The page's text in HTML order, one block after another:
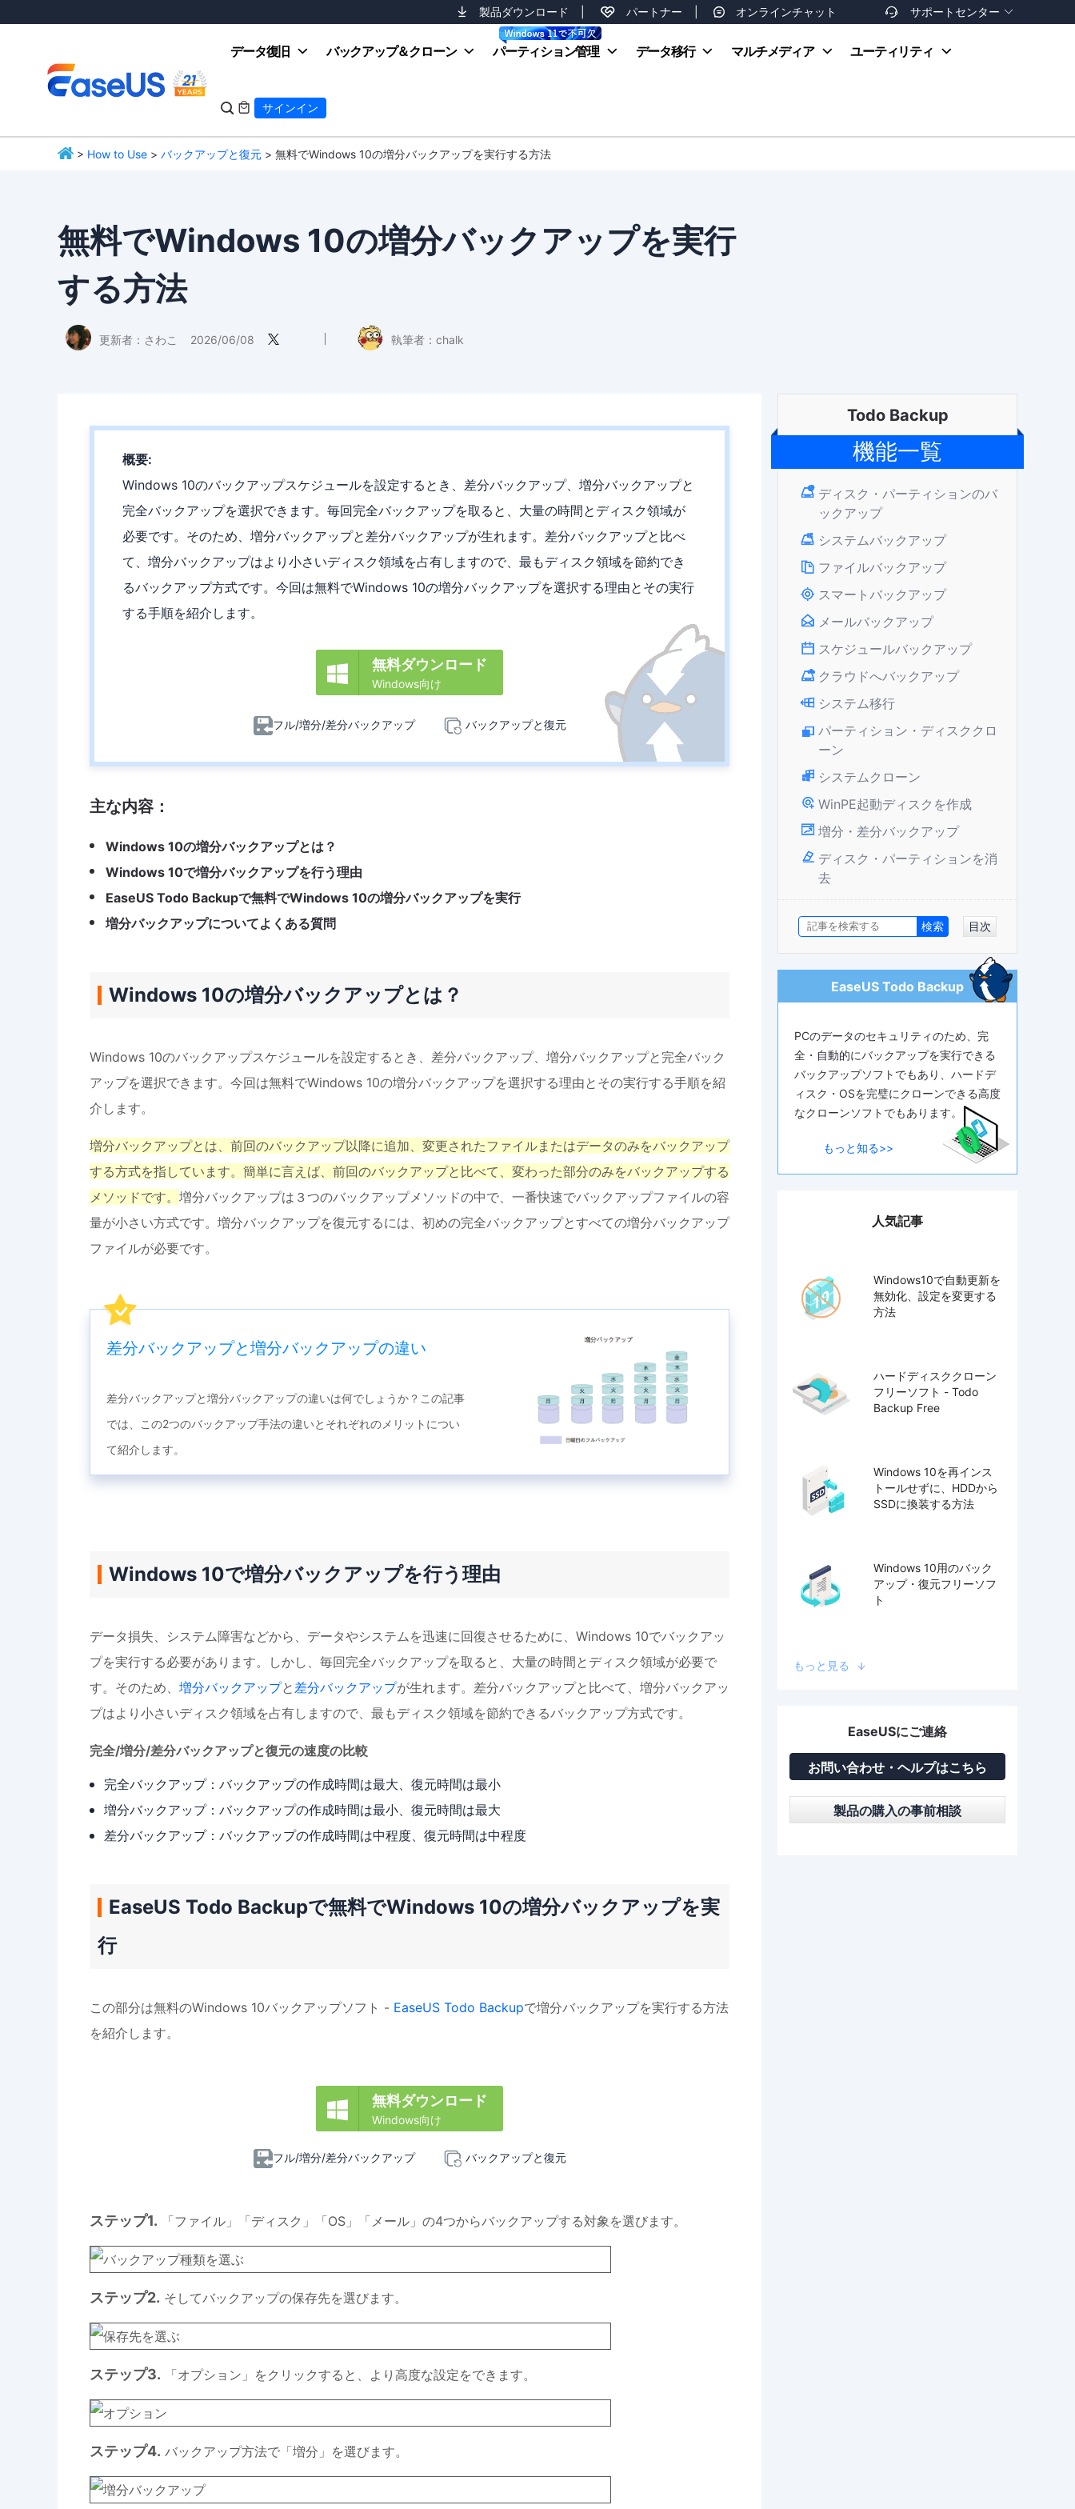
製品ダウンロード パートナー オンラインチャット  サポートセンター 
お支払い方法
データ復旧 バックアップ＆クローン パーティション管理 データ移行 マルチメディア ユーティリティ
  サインイン
> How to Use > バックアップと復元 > 無料でWindows 10の増分バックアップを実行する方法
無料でWindows 10の増分バックアップを実行
する方法
更新者： さわこ 2026/06/08  執筆者： chalk
概要:
Windows 10のバックアップスケジュールを設定するとき、差分バックアップ、増分バックアップと
完全バックアップを選択できます。毎回完全バックアップを取ると、大量の時間とディスク領域が
必要です。そのため、増分バックアップと差分バックアップが生れます。差分バックアップと比べ
て、増分バックアップはより小さいディスク領域を占有しますので、最もディスク領域を節約でき
るバックアップ方式です。今回は無料でWindows 10の増分バックアップを選択する理由とその実行
する手順を紹介します。
 無料ダウンロード
Windows向け
フル/増分/差分バックアップ バックアップと復元
主な内容：
Windows 10の増分バックアップとは？
Windows 10で増分バックアップを行う理由
EaseUS Todo Backupで無料でWindows 10の増分バックアップを実行
増分バックアップについてよくある質問
Windows 10の増分バックアップとは？
Windows 10のバックアップスケジュールを設定するとき、差分バックアップ、増分バックアップと完全バック
アップを選択できます。今回は無料でWindows 10の増分バックアップを選択する理由とその実行する手順を紹
介します。
増分バックアップとは、前回のバックアップ以降に追加、変更されたファイルまたはデータのみをバックアップ
する方式を指しています。簡単に言えば、前回のバックアップと比べて、変わった部分のみをバックアップする
メソッドです。 増分バックアップは３つのバックアップメソッドの中で、一番快速でバックアップファイルの容
量が小さい方式です。増分バックアップを復元するには、初めの完全バックアップとすべての増分バックアップ
ファイルが必要です。
差分バックアップと増分バックアップの違い
差分バックアップと増分バックアップの違いは何でしょうか？この記事
では、この2つのバックアップ手法の違いとそれぞれのメリットについ
て紹介します。
Windows 10で増分バックアップを行う理由
データ損失、システム障害などから、データやシステムを迅速に回復させるために、Windows 10でバックアッ
プを実行する必要があります。しかし、毎回完全バックアップを取ると、大量の時間とディスク領域が必要で
す。そのため、 増分バックアップと 差分バックアップが生れます。差分バックアップと比べて、増分バックアッ
プはより小さいディスク領域を占有しますので、最もディスク領域を節約できるバックアップ方式です。
完全/増分/差分バックアップと復元の速度の比較
完全バックアップ：バックアップの作成時間は最大、復元時間は最小
増分バックアップ：バックアップの作成時間は最小、復元時間は最大
差分バックアップ：バックアップの作成時間は中程度、復元時間は中程度
EaseUS Todo Backupで無料でWindows 10の増分バックアップを実
行
この部分は無料のWindows 10バックアップソフト - EaseUS Todo Backupで増分バックアップを実行する方法
を紹介します。
 無料ダウンロード
Windows向け
フル/増分/差分バックアップ バックアップと復元
ステップ1. 「ファイル」「ディスク」「OS」「メール」の4つからバックアップする対象を選びます。
ステップ2. そしてバックアップの保存先を選びます。
ステップ3. 「オプション」をクリックすると、より高度な設定をできます。
ステップ4. バックアップ方法で「増分」を選びます。
Todo Backup
機能一覧
ディスク・パーティションのバ
ックアップ
システムバックアップ
ファイルバックアップ
スマートバックアップ
メールバックアップ
スケジュールバックアップ
クラウドへバックアップ
システム移行
パーティション・ディスククロ
ーン
システムクローン
WinPE起動ディスクを作成
増分・差分バックアップ
ディスク・パーティションを消
去
目次
EaseUS Todo Backup
PCのデータのセキュリティのため、完
全・自動的にバックアップを実行できる
バックアップソフトでもあり、ハードデ
ィスク・OSを完璧にクローンできる高度
なクローンソフトでもあります。
もっと知る>>
人気記事
Windows10で自動更新を
無効化、設定を変更する
方法
ハードディスククローン
フリーソフト - Todo
Backup Free
Windows 10を再インス
トールせずに、HDDから
SSDに換装する方法
Windows 10用のバック
アップ・復元フリーソフ
ト
もっと見る
EaseUSにご連絡
お問い合わせ・ヘルプはこちら
製品の購入の事前相談